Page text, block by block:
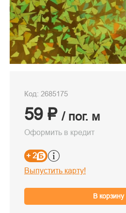
Код: 2685175
59 ₽ / пог. м
Оформить в кредит
+ 2
Выпустить карту!
В корзину